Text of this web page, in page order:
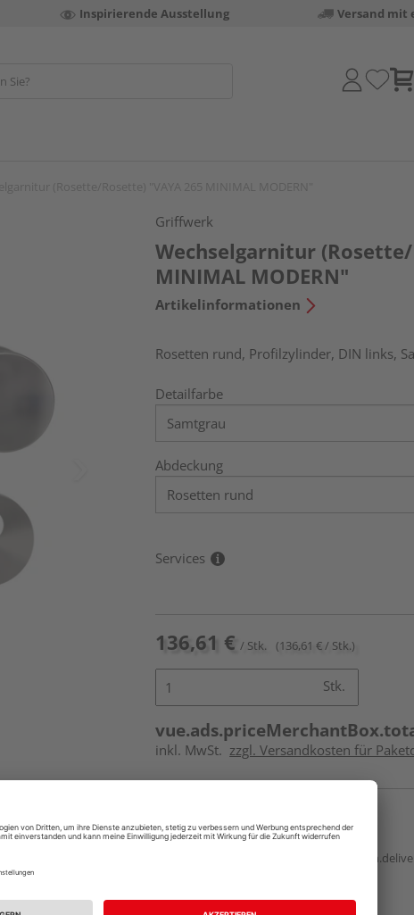
Inspirierende Ausstellung Versand mit
Griffwerk
Wechselgarnitur
MINIMAL MODERN"
Artikelinformationen
Rosetten rund, Profilzylinder, DIN links,
Detailfarbe
Abdeckung
Services
136,61 € / Stk. (136,61 € / Stk.)
Stk.
inkl. MwSt. zzgl. Versandkosten für
Auf Vorbestellung:
Beim Händler abholen